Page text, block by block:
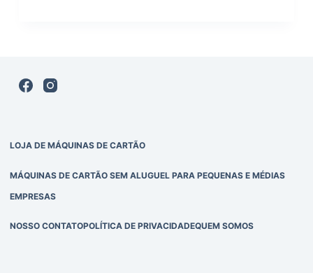
LOJA DE MÁQUINAS DE CARTÃO
MÁQUINAS DE CARTÃO SEM ALUGUEL PARA PEQUENAS E MÉDIAS
EMPRESAS
NOSSO CONTATOPOLÍTICA DE PRIVACIDADEQUEM SOMOS